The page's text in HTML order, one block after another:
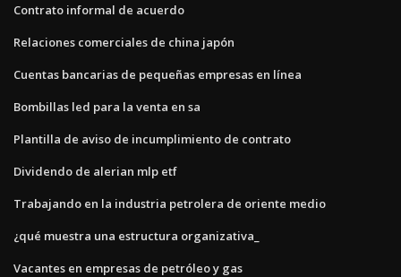
Contrato informal de acuerdo
Relaciones comerciales de china japón
Cuentas bancarias de pequeñas empresas en línea
Bombillas led para la venta en sa
Plantilla de aviso de incumplimiento de contrato
Dividendo de alerian mlp etf
Trabajando en la industria petrolera de oriente medio
¿qué muestra una estructura organizativa_
Vacantes en empresas de petróleo y gas